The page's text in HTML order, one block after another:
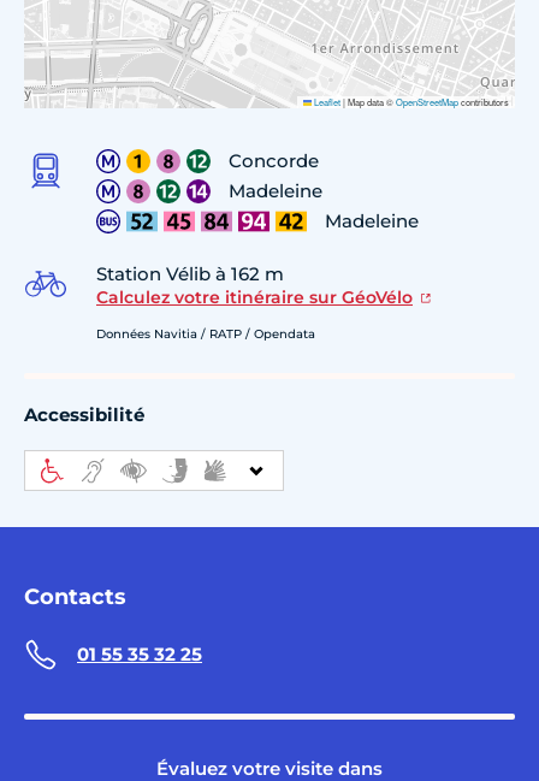
Leaflet|Map data ©OpenStreetMapcontributors
Concorde
Madeleine
Madeleine
Station Vélib à 162 m
Calculez votre itinéraire sur GéoVélo
Données Navitia / RATP / Opendata
Accessibilité
Contacts
01 55 35 32 25
Évaluez votre visite dans